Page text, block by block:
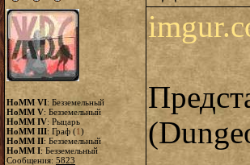
HoMM VI: Безземельный
HoMM V: Безземельный
HoMM IV: Рыцарь
HoMM III: Граф (1)
HoMM II: Безземельный
HoMM I: Безземельный
Сообщения: 5823